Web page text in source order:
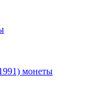
монеты